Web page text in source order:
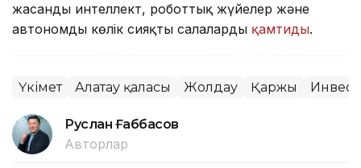
жасанды интеллект, роботтық жүйелер және
автономды көлік сияқты салаларды қамтиды.
Үкімет Алатау қаласы Жолдау Қаржы
Руслан Ғаббасов
Авторлар